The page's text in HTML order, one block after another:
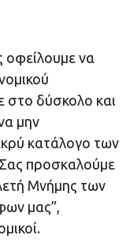
οφείλουμε να
στο δύσκολο και
μην
κατάλογο των
Σας προσκαλούμε
Μνήμης των
μας”,